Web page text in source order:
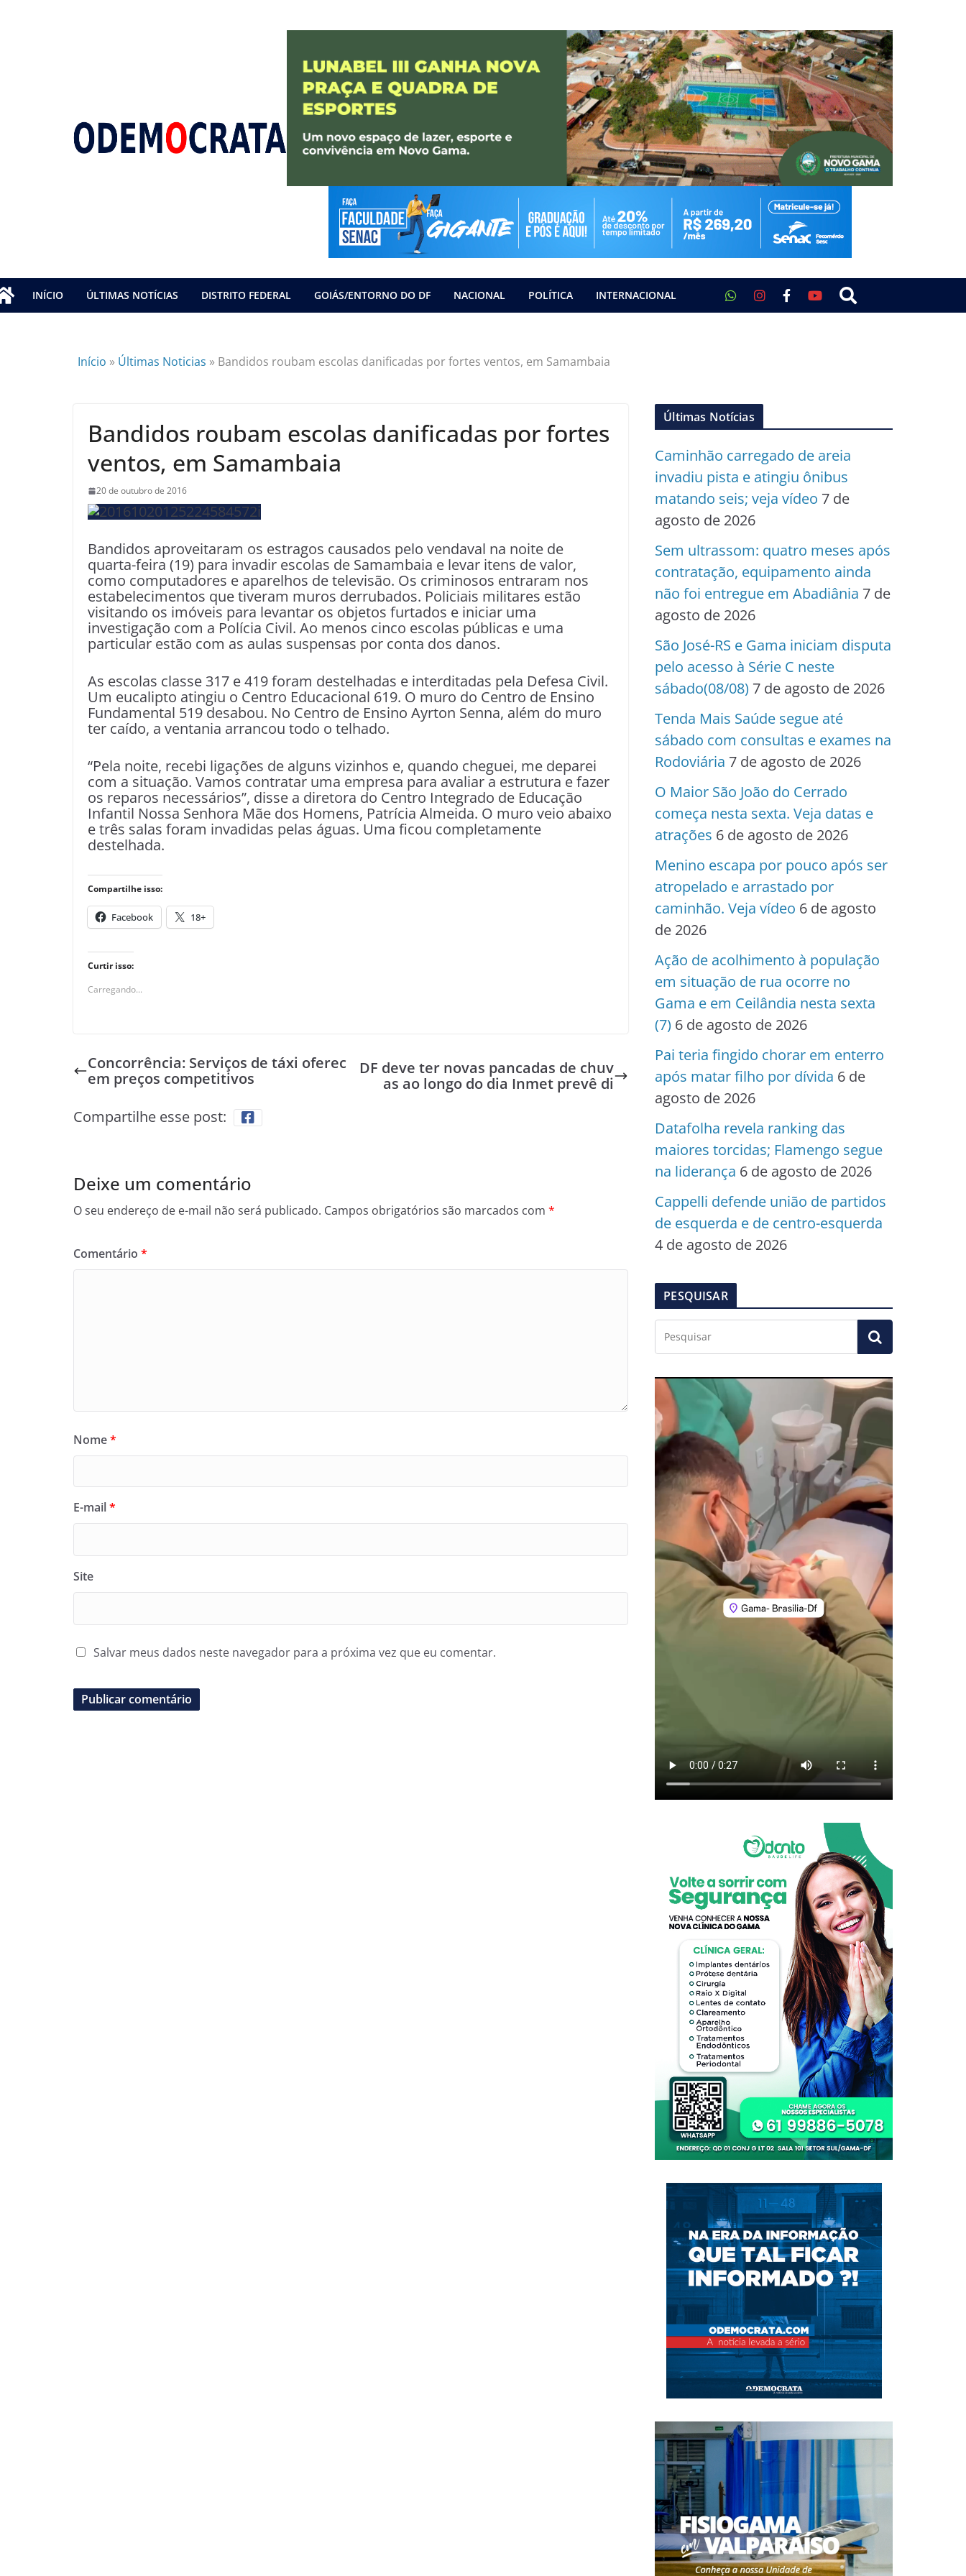
INÍCIO ÚLTIMAS NOTÍCIAS DISTRITO FEDERAL GOIÁS/ENTORNO DO DF NACIONAL POLÍTICA INTERNACIONAL
Início » Últimas Noticias » Bandidos roubam escolas danificadas por fortes ventos, em Samambaia
Bandidos roubam escolas danificadas por fortes
ventos, em Samambaia
20 de outubro de 2016
Bandidos aproveitaram os estragos causados pelo vendaval na noite de
quarta-feira (19) para invadir escolas de Samambaia e levar itens de valor,
como computadores e aparelhos de televisão. Os criminosos entraram nos
estabelecimentos que tiveram muros derrubados. Policiais militares estão
visitando os imóveis para levantar os objetos furtados e iniciar uma
investigação com a Polícia Civil. Ao menos cinco escolas públicas e uma
particular estão com as aulas suspensas por conta dos danos.
As escolas classe 317 e 419 foram destelhadas e interditadas pela Defesa Civil.
Um eucalipto atingiu o Centro Educacional 619. O muro do Centro de Ensino
Fundamental 519 desabou. No Centro de Ensino Ayrton Senna, além do muro
ter caído, a ventania arrancou todo o telhado.
“Pela noite, recebi ligações de alguns vizinhos e, quando cheguei, me deparei
com a situação. Vamos contratar uma empresa para avaliar a estrutura e fazer
os reparos necessários”, disse a diretora do Centro Integrado de Educação
Infantil Nossa Senhora Mãe dos Homens, Patrícia Almeida. O muro veio abaixo
e três salas foram invadidas pelas águas. Uma ficou completamente
destelhada.
Compartilhe isso:
Facebook 18+
Curtir isso:
Carregando...
Concorrência: Serviços de táxi oferec
em preços competitivos
DF deve ter novas pancadas de chuv
as ao longo do dia Inmet prevê di
Compartilhe esse post:
Deixe um comentário
O seu endereço de e-mail não será publicado. Campos obrigatórios são marcados com *
Comentário *
Nome*
E-mail*
Site
Salvar meus dados neste navegador para a próxima vez que eu comentar.
Últimas Notícias
Caminhão carregado de areia
invadiu pista e atingiu ônibus
matando seis; veja vídeo 7 de
agosto de 2026
Sem ultrassom: quatro meses após
contratação, equipamento ainda
não foi entregue em Abadiânia 7 de
agosto de 2026
São José-RS e Gama iniciam disputa
pelo acesso à Série C neste
sábado(08/08) 7 de agosto de 2026
Tenda Mais Saúde segue até
sábado com consultas e exames na
Rodoviária 7 de agosto de 2026
O Maior São João do Cerrado
começa nesta sexta. Veja datas e
atrações 6 de agosto de 2026
Menino escapa por pouco após ser
atropelado e arrastado por
caminhão. Veja vídeo 6 de agosto
de 2026
Ação de acolhimento à população
em situação de rua ocorre no
Gama e em Ceilândia nesta sexta
(7) 6 de agosto de 2026
Pai teria fingido chorar em enterro
após matar filho por dívida 6 de
agosto de 2026
Datafolha revela ranking das
maiores torcidas; Flamengo segue
na liderança 6 de agosto de 2026
Cappelli defende união de partidos
de esquerda e de centro-esquerda
4 de agosto de 2026
PESQUISAR